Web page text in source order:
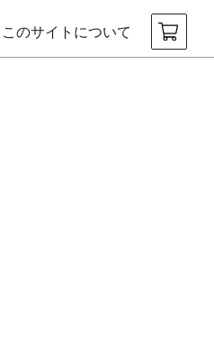
このサイトについて